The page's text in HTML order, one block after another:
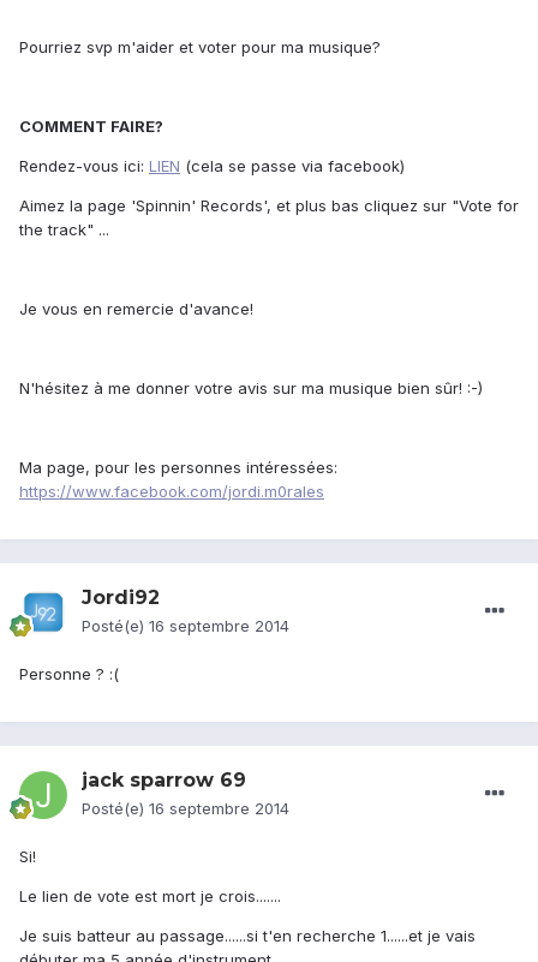
Pourriez svp m'aider et voter pour ma musique?
COMMENT FAIRE?
Rendez-vous ici: LIEN (cela se passe via facebook)
Aimez la page 'Spinnin' Records', et plus bas cliquez sur "Vote for
the track" ...
Je vous en remercie d'avance!
N'hésitez à me donner votre avis sur ma musique bien sûr! :-)
Ma page, pour les personnes intéressées:
https://www.facebook.com/jordi.m0rales
Jordi92
Posté(e) 16 septembre 2014
Personne ? :(
jack sparrow 69
Posté(e) 16 septembre 2014
Si!
Le lien de vote est mort je crois.......
Je suis batteur au passage......si t'en recherche 1......et je vais